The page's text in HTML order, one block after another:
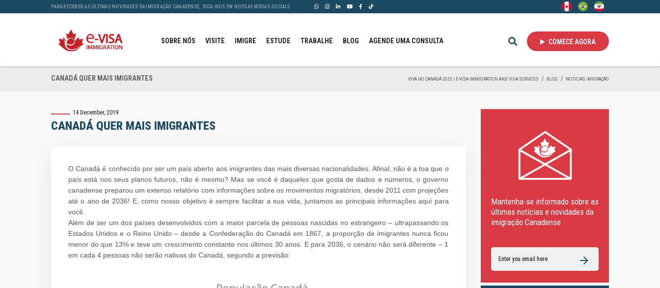
PARA RECEBER AS ÚLTIMAS NOVIDADES DA IMIGRAÇÃO CANADENSE, SIGA-NOS EM NOSSAS MÍDIAS SOCIAIS
SOBRE NÓS VISITE IMIGRE ESTUDE TRABALHE BLOG AGENDE UMA CONSULTA COMECE AGORA
CANADÁ QUER MAIS IMIGRANTES VIVA NO CANADÁ 2025 | E-VISA IMMIGRATION AND VISA SERVICES BLOG NOTICIAS IMIGRAÇÃO
14 December, 2019
CANADÁ QUER MAIS IMIGRANTES
O Canadá é conhecido por ser um país aberto aos imigrantes das mais diversas nacionalidades. Afinal, não é a toa que o
país está nos seus planos futuros, não é mesmo? Mas se você é daqueles que gosta de dados e números, o governo
canadense preparou um extenso relatório com informações sobre os movimentos migratórios, desde 2011 com projeções
até o ano de 2036! E, como nosso objetivo é sempre facilitar a sua vida, juntamos as principais informações aqui para
você.
Além de ser um dos países desenvolvidos com a maior parcela de pessoas nascidas no estrangeiro – ultrapassando os
Estados Unidos e o Reino Unido – desde a Confederação do Canadá em 1867, a proporção de imigrantes nunca ficou
menor do que 13% e teve um crescimento constante nos últimos 30 anos. E para 2036, o cenário não será diferente – 1
em cada 4 pessoas não serão nativas do Canadá, segundo a previsão:
Mantenha-se informado sobre as
últimas notícias e novidades da
imigração Canadense